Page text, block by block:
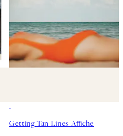
Getting Tan Lines Affiche